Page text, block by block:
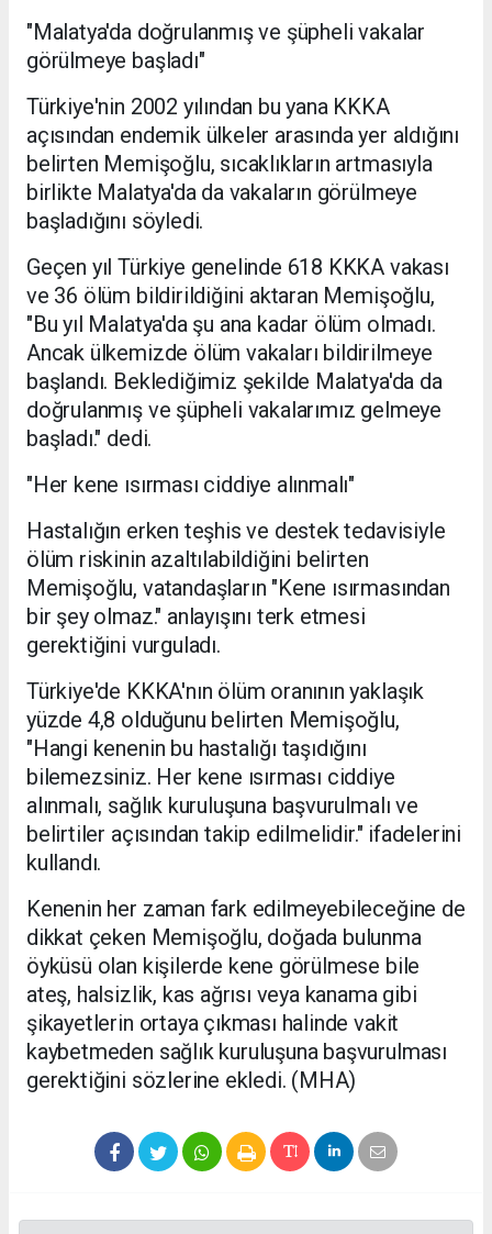
"Malatya'da doğrulanmış ve şüpheli vakalar
görülmeye başladı"
Türkiye'nin 2002 yılından bu yana KKKA
açısından endemik ülkeler arasında yer aldığını
belirten Memişoğlu, sıcaklıkların artmasıyla
birlikte Malatya'da da vakaların görülmeye
başladığını söyledi.
Geçen yıl Türkiye genelinde 618 KKKA vakası
ve 36 ölüm bildirildiğini aktaran Memişoğlu,
"Bu yıl Malatya'da şu ana kadar ölüm olmadı.
Ancak ülkemizde ölüm vakaları bildirilmeye
başlandı. Beklediğimiz şekilde Malatya'da da
doğrulanmış ve şüpheli vakalarımız gelmeye
başladı." dedi.
"Her kene ısırması ciddiye alınmalı"
Hastalığın erken teşhis ve destek tedavisiyle
ölüm riskinin azaltılabildiğini belirten
Memişoğlu, vatandaşların "Kene ısırmasından
bir şey olmaz." anlayışını terk etmesi
gerektiğini vurguladı.
Türkiye'de KKKA'nın ölüm oranının yaklaşık
yüzde 4,8 olduğunu belirten Memişoğlu,
"Hangi kenenin bu hastalığı taşıdığını
bilemezsiniz. Her kene ısırması ciddiye
alınmalı, sağlık kuruluşuna başvurulmalı ve
belirtiler açısından takip edilmelidir." ifadelerini
kullandı.
Kenenin her zaman fark edilmeyebileceğine de
dikkat çeken Memişoğlu, doğada bulunma
öyküsü olan kişilerde kene görülmese bile
ateş, halsizlik, kas ağrısı veya kanama gibi
şikayetlerin ortaya çıkması halinde vakit
kaybetmeden sağlık kuruluşuna başvurulması
gerektiğini sözlerine ekledi. (MHA)